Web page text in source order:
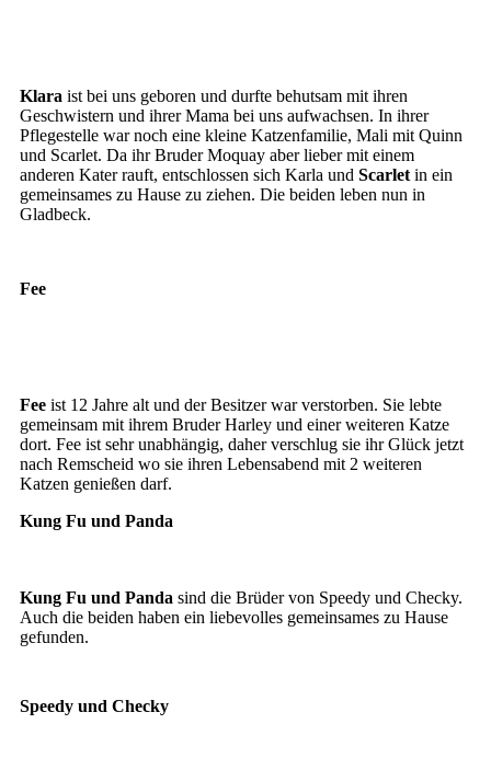
Klara ist bei uns geboren und durfte behutsam mit ihren
Geschwistern und ihrer Mama bei uns aufwachsen. In ihrer
Pflegestelle war noch eine kleine Katzenfamilie, Mali mit Quinn
und Scarlet. Da ihr Bruder Moquay aber lieber mit einem
anderen Kater rauft, entschlossen sich Karla und Scarletin ein
gemeinsames zu Hause zu ziehen. Die beiden leben nun in
Gladbeck.
Fee
Feeist 12 Jahre alt und der Besitzer war verstorben. Sie lebte
gemeinsam mit ihrem Bruder Harley und einer weiteren Katze
dort. Fee ist sehr unabhängig, daher verschlug sie ihr Glück jetzt
nach Remscheid wo sie ihren Lebensabend mit 2 weiteren
Katzen genießen darf.
Kung Fu und Panda
Kung Fu und Panda sind die Brüder von Speedy und Checky.
Auch die beiden haben ein liebevolles gemeinsames zu Hause
gefunden.
Speedy und Checky